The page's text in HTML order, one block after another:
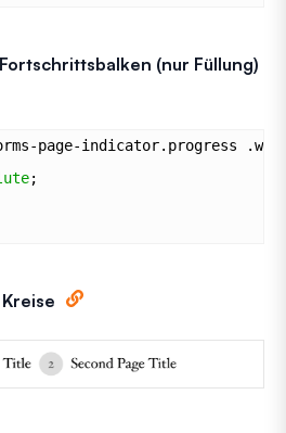
(nur Füllung)
page-indicator.progress
;